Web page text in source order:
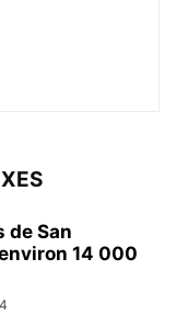
de San
14 000